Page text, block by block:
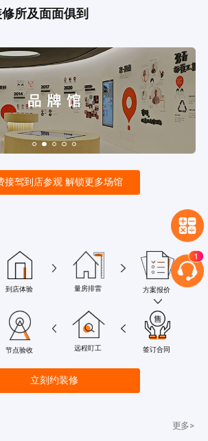
所及面面俱到
接驾到店参观 解锁更多场馆
到店体验 量房排雷 方案报价
节点验收 远程盯工 签订合同
立刻约装修
更多>